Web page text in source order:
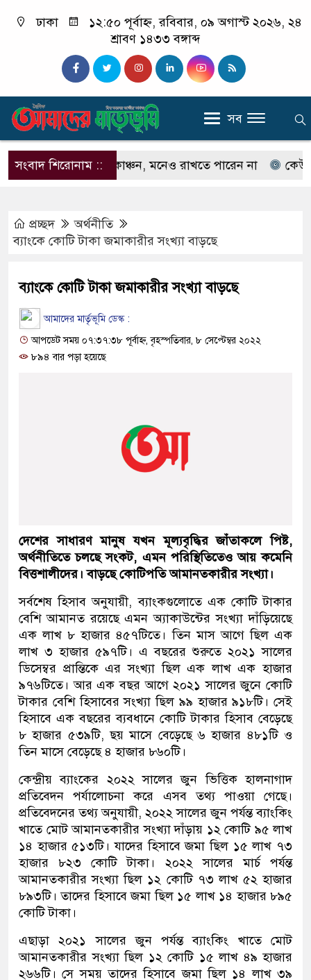
ঢাকা
১২:৫০ পূর্বাহ্ন, রবিবার, ০৯ অগাস্ট ২০২৬, ২৪
শ্রাবণ ১৪৩৩ বঙ্গাব্দ
সব
সংবাদ শিরোনাম ::
না ইলিয়াস কাঞ্চন, মনেও রাখতে পারেন না কেউ যদি
প্রচ্ছদ
অর্থনীতি
ব্যাংকে কোটি টাকা জমাকারীর সংখ্যা বাড়ছে
ব্যাংকে কোটি টাকা জমাকারীর সংখ্যা বাড়ছে
আমাদের মার্তৃভূমি ডেস্ক :
আপডেট সময় ০৭:৩৭:৩৮ পূর্বাহ্ন, বৃহস্পতিবার, ৮ সেপ্টেম্বর ২০২২
৮৯৪ বার পড়া হয়েছে
দেশের সাধারণ মানুষ যখন মূল্যবৃদ্ধির জাঁতাকলে পিষ্ট,
অর্থনীতিতে চলছে সংকট, এমন পরিস্থিতিতেও আয় কমেনি
বিত্তশালীদের। বাড়ছে কোটিপতি আমানতকারীর সংখ্যা।
সর্বশেষ হিসাব অনুযায়ী, ব্যাংকগুলোতে এক কোটি টাকার
বেশি আমানত রয়েছে এমন অ্যাকাউন্টের সংখ্যা দাঁড়িয়েছে
এক লাখ ৮ হাজার ৪৫৭টিতে। তিন মাস আগে ছিল এক
লাখ ৩ হাজার ৫৯৭টি। এ বছরের শুরুতে ২০২১ সালের
ডিসেম্বর প্রান্তিকে এর সংখ্যা ছিল এক লাখ এক হাজার
৯৭৬টিতে। আর এক বছর আগে ২০২১ সালের জুনে কোটি
টাকার বেশি হিসাবের সংখ্যা ছিল ৯৯ হাজার ৯১৮টি। সেই
হিসাবে এক বছরের ব্যবধানে কোটি টাকার হিসাব বেড়েছে
৮ হাজার ৫৩৯টি, ছয় মাসে বেড়েছে ৬ হাজার ৪৮১টি ও
তিন মাসে বেড়েছে ৪ হাজার ৮৬০টি।
কেন্দ্রীয় ব্যাংকের ২০২২ সালের জুন ভিত্তিক হালনাগাদ
প্রতিবেদন পর্যালোচনা করে এসব তথ্য পাওয়া গেছে।
প্রতিবেদনের তথ্য অনুযায়ী, ২০২২ সালের জুন পর্যন্ত ব্যাংকিং
খাতে মোট আমানতকারীর সংখ্যা দাঁড়ায় ১২ কোটি ৯৫ লাখ
১৪ হাজার ৫১৩টি। যাদের হিসাবে জমা ছিল ১৫ লাখ ৭৩
হাজার ৮২৩ কোটি টাকা। ২০২২ সালের মার্চ পর্যন্ত
আমানতকারীর সংখ্যা ছিল ১২ কোটি ৭৩ লাখ ৫২ হাজার
৮৯৩টি। তাদের হিসাবে জমা ছিল ১৫ লাখ ১৪ হাজার ৮৯৫
কোটি টাকা।
এছাড়া ২০২১ সালের জুন পর্যন্ত ব্যাংকিং খাতে মোট
আমানতকারীর সংখ্যা ছিল ১২ কোটি ১৫ লাখ ৪৯ হাজার
২৬৬টি। সে সময় তাদের হিসাবে জমা ছিল ১৪ লাখ ৩৯